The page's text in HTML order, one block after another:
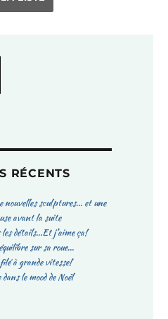
RÉCENTS
nouvelles sculptures… et une
avant la suite
détails…Et j’aime ça!
sur sa roue…
à grande vitesse!
le mood de Noël